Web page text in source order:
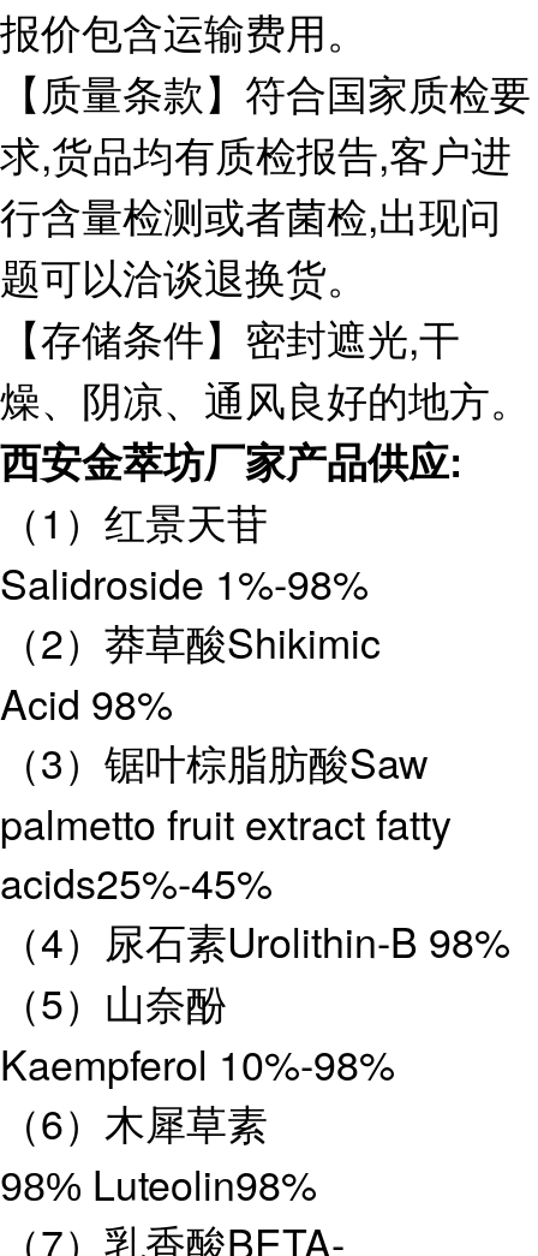
报价包含运输费用。
【质量条款】符合国家质检要
求,货品均有质检报告,客户进
行含量检测或者菌检,出现问
题可以洽谈退换货。
【存储条件】密封遮光,干
燥、阴凉、通风良好的地方。
西安金萃坊厂家产品供应:
（1）红景天苷
Salidroside 1%-98%
（2）莽草酸Shikimic
Acid 98%
（3）锯叶棕脂肪酸Saw
palmetto fruit extract fatty
acids25%-45%
（4）尿石素Urolithin-B 98%
（5）山奈酚
Kaempferol 10%-98%
（6）木犀草素
98% Luteolin98%
（7）乳香酸BETA-